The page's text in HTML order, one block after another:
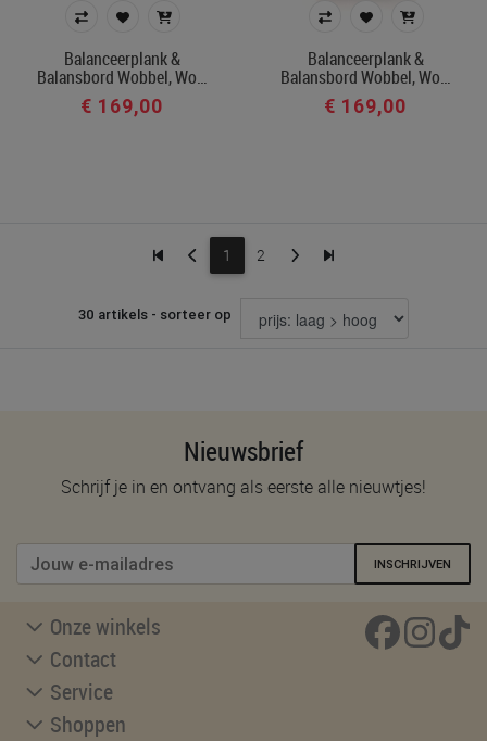
Balanceerplank &
Balansbord Wobbel, Wo…
€ 169,00
Balanceerplank &
Balansbord Wobbel, Wo…
€ 169,00
1 2
30 artikels - sorteer op
Nieuwsbrief
Schrijf je in en ontvang als eerste alle nieuwtjes!
INSCHRIJVEN
Onze winkels
Contact
Service
Shoppen